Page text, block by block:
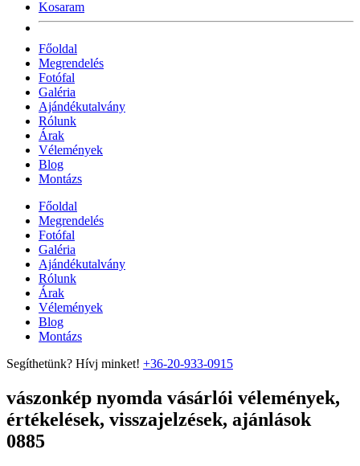
Kosaram
Főoldal
Megrendelés
Fotófal
Galéria
Ajándékutalvány
Rólunk
Árak
Vélemények
Blog
Montázs
Főoldal
Megrendelés
Fotófal
Galéria
Ajándékutalvány
Rólunk
Árak
Vélemények
Blog
Montázs
Segíthetünk? Hívj minket! +36-20-933-0915
vászonkép nyomda vásárlói vélemények,
értékelések, visszajelzések, ajánlások
0885